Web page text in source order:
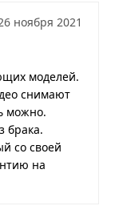
ноября 2021
моделей.
снимают
можно.
брака.
со своей
на